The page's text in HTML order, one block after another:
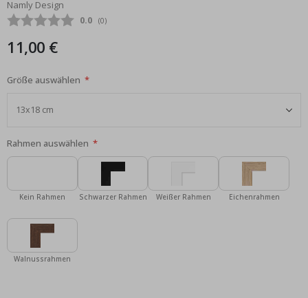
Bildgalerie
springen
Namly Design
Durchschnittliche Bewertung:
0.0 (abgegebene bewertungen:
0)
11,00 €
Größe auswählen
Rahmen auswählen
Kein Rahmen Schwarzer Rahmen Weißer Rahmen Eichenrahmen
Walnussrahmen